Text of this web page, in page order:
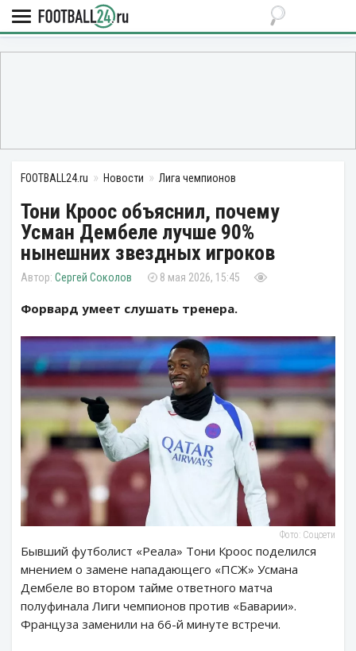
FOOTBALL24.ru Новости Лига чемпионов
Тони Кроос объяснил, почему
Усман Дембеле лучше 90%
нынешних звездных игроков
Сергей Соколов 8 мая 2026, 15:45
Форвард умеет слушать тренера.
Фото: Соцсети
Бывший футболист «Реала» Тони Кроос поделился
мнением о замене нападающего «ПСЖ» Усмана
Дембеле во втором тайме ответного матча
полуфинала Лиги чемпионов против «Баварии».
Француза заменили на 66-й минуте встречи.